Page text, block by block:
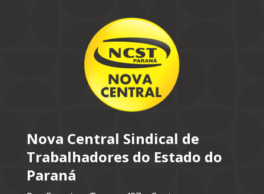
Nova Central Sindical de
Trabalhadores do Estado do
Paraná